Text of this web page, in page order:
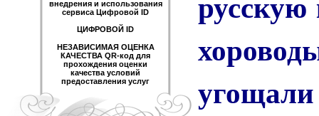
внедрения и использования
сервиса Цифровой ID
ЦИФРОВОЙ ID
НЕЗАВИСИМАЯ ОЦЕНКА
КАЧЕСТВА QR-код для
прохождения оценки
качества условий
предоставления услуг